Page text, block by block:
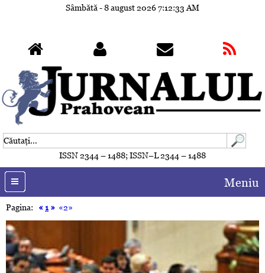
Sâmbătă - 8 august 20267:12:36 AM
ISSN 2344 – 1488; ISSN–L 2344 – 1488
Meniu
Pagina: «1» «2»